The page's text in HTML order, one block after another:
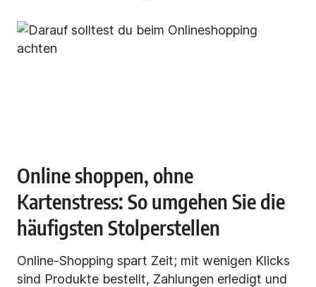
Online shoppen, ohne
Kartenstress: So umgehen Sie die
häufigsten Stolperstellen
Online-Shopping spart Zeit; mit wenigen Klicks
sind Produkte bestellt, Zahlungen erledigt und